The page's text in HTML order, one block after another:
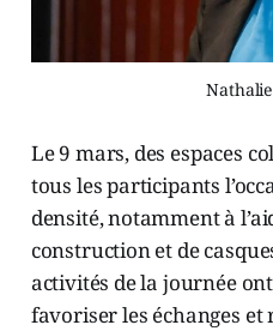
Le 9 mars, des espaces
tous les participants
densité, notamment à
construction et de
activités de la journée
favoriser les échanges